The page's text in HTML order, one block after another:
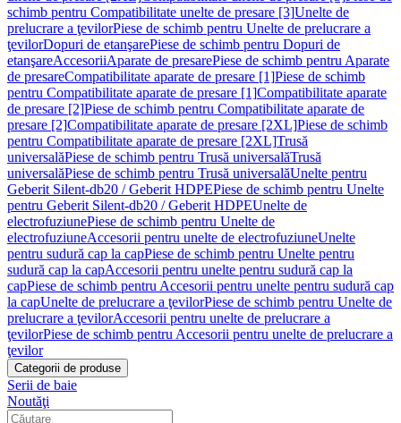
schimb pentru Compatibilitate unelte de presare [3]Unelte de
prelucrare a ţevilorPiese de schimb pentru Unelte de prelucrare a
ţevilorDopuri de etanşarePiese de schimb pentru Dopuri de
etanşareAccesoriiAparate de presarePiese de schimb pentru Aparate
de presareCompatibilitate aparate de presare [1]Piese de schimb
pentru Compatibilitate aparate de presare [1]Compatibilitate aparate
de presare [2]Piese de schimb pentru Compatibilitate aparate de
presare [2]Compatibilitate aparate de presare [2XL]Piese de schimb
pentru Compatibilitate aparate de presare [2XL]Trusă
universalăPiese de schimb pentru Trusă universalăTrusă
universalăPiese de schimb pentru Trusă universalăUnelte pentru
Geberit Silent-db20 / Geberit HDPEPiese de schimb pentru Unelte
pentru Geberit Silent-db20 / Geberit HDPEUnelte de
electrofuziunePiese de schimb pentru Unelte de
electrofuziuneAccesorii pentru unelte de electrofuziuneUnelte
pentru sudură cap la capPiese de schimb pentru Unelte pentru
sudură cap la capAccesorii pentru unelte pentru sudură cap la
capPiese de schimb pentru Accesorii pentru unelte pentru sudură cap
la capUnelte de prelucrare a ţevilorPiese de schimb pentru Unelte de
prelucrare a ţevilorAccesorii pentru unelte de prelucrare a
ţevilorPiese de schimb pentru Accesorii pentru unelte de prelucrare a
ţevilor
Categorii de produse
Serii de baie
Noutăţi